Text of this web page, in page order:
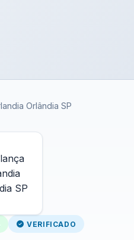
Orlândia SP
VERIFICADO